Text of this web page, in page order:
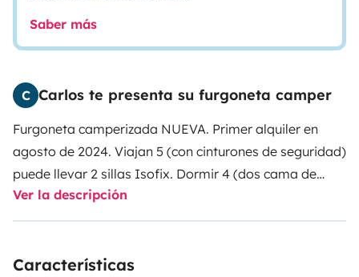
Saber más
C Carlos te presenta su furgoneta camper
Furgoneta camperizada NUEVA. Primer alquiler en
agosto de 2024. Viajan 5 (con cinturones de seguridad)
puede llevar 2 sillas Isofix. Dormir 4 (dos cama de
arriba y 2 cama de abajo). Cocina, fregadero, nevera,
mosquitera en la puerta lateral, calefacción, ducha
acceso, toldo...Motor Ford de 170 cv con cambio
Ver la descripción
Características